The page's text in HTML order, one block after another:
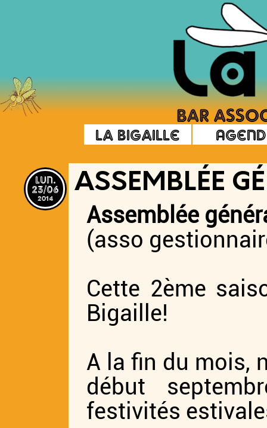
La Bigaille
lun.
23/06
2014
ASSEMBLÉE
Assemblée
(asso
Cette 2ème
Bigaille!
A la fin du mois,
début
festivités